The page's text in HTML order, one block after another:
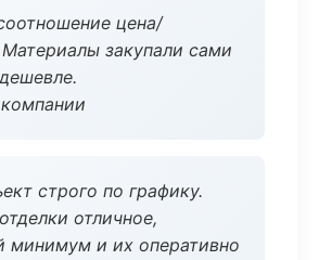
цена/
закупали сами
строго по графику.
отличное,
минимум и их оперативно